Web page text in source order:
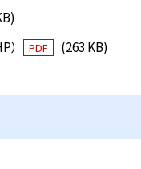
）
PDF
(263 KB)